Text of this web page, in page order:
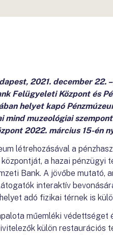
2021. december 22.
Felügyeleti Központ és
helyet kapó
mind muzeológiai
2022. március 15-én
létrehozásával a
a hazai pénzügyi
Bank. A jövőbe mutató,
interaktív
adó fizikai térnek is
műemléki védettséget
külön restaurációs